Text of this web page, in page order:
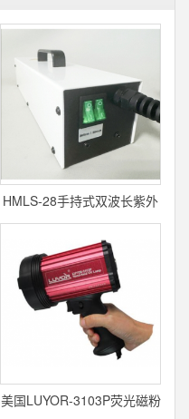
HMLS-28手持式双波长紫外
线灯
美国LUYOR-3103P荧光磁粉